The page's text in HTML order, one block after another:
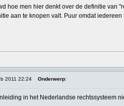
hoe men hier denkt over de definitie van
aan te knopen valt. Puur omdat
2011 22:24 Onderwerp:
in het Nederlandse rechtssysteem